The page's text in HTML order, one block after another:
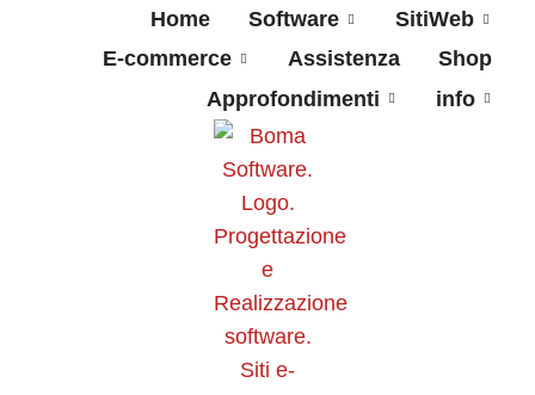
Home Software
SitiWeb
E-commerce
Assistenza
Shop
Approfondimenti
info